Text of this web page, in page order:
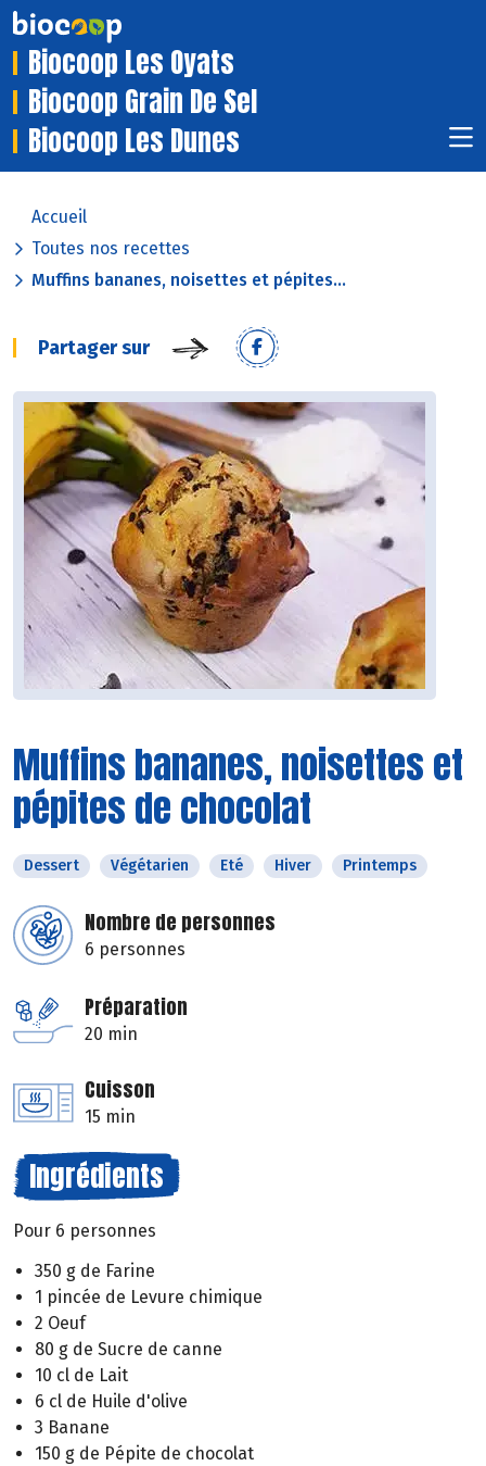
Biocoop Les Oyats
Biocoop Grain De Sel
Biocoop Les Dunes
Accueil
Toutes nos recettes
Muffins bananes, noisettes et pépites...
Partager sur
Muffins bananes, noisettes et
pépites de chocolat
Dessert Végétarien Eté Hiver Printemps
Nombre de personnes
6 personnes
Préparation
20 min
Cuisson
15 min
Ingrédients
Pour 6 personnes
350 g de Farine
1 pincée de Levure chimique
2 Oeuf
80 g de Sucre de canne
10 cl de Lait
6 cl de Huile d'olive
3 Banane
150 g de Pépite de chocolat